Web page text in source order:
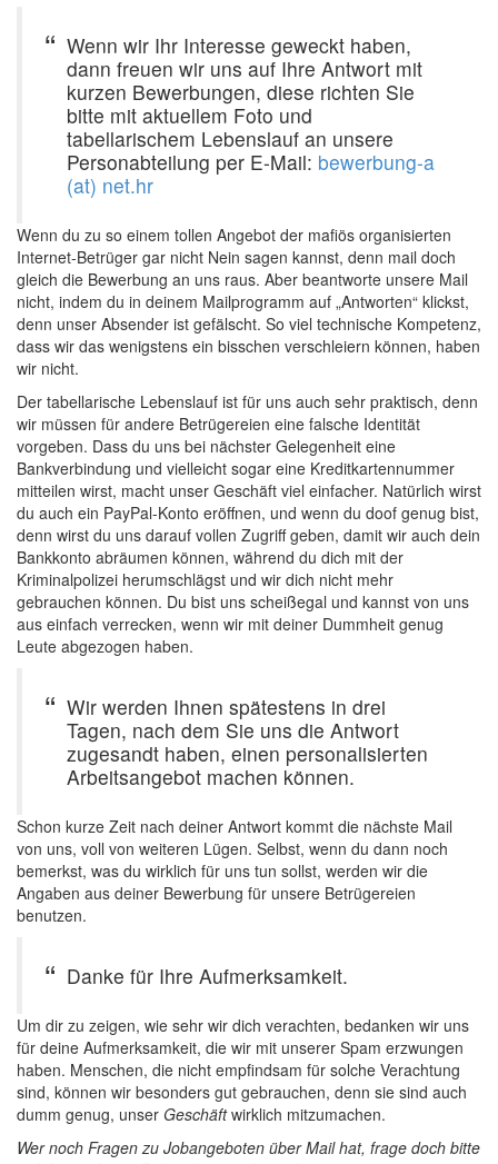
Wenn wir Ihr Interesse geweckt haben,
dann freuen wir uns auf Ihre Antwort mit
kurzen Bewerbungen, diese richten Sie
bitte mit aktuellem Foto und
tabellarischem Lebenslauf an unsere
Personabteilung per E-Mail: bewerbung-a
(at) net.hr
Wenn du zu so einem tollen Angebot der mafiös organisierten
Internet-Betrüger gar nicht Nein sagen kannst, denn mail doch
gleich die Bewerbung an uns raus. Aber beantworte unsere Mail
nicht, indem du in deinem Mailprogramm auf „Antworten“ klickst,
denn unser Absender ist gefälscht. So viel technische Kompetenz,
dass wir das wenigstens ein bisschen verschleiern können, haben
wir nicht.
Der tabellarische Lebenslauf ist für uns auch sehr praktisch, denn
wir müssen für andere Betrügereien eine falsche Identität
vorgeben. Dass du uns bei nächster Gelegenheit eine
Bankverbindung und vielleicht sogar eine Kreditkartennummer
mitteilen wirst, macht unser Geschäft viel einfacher. Natürlich wirst
du auch ein PayPal-Konto eröffnen, und wenn du doof genug bist,
denn wirst du uns darauf vollen Zugriff geben, damit wir auch dein
Bankkonto abräumen können, während du dich mit der
Kriminalpolizei herumschlägst und wir dich nicht mehr
gebrauchen können. Du bist uns scheißegal und kannst von uns
aus einfach verrecken, wenn wir mit deiner Dummheit genug
Leute abgezogen haben.
Wir werden Ihnen spätestens in drei
Tagen, nach dem Sie uns die Antwort
zugesandt haben, einen personalisierten
Arbeitsangebot machen können.
Schon kurze Zeit nach deiner Antwort kommt die nächste Mail
von uns, voll von weiteren Lügen. Selbst, wenn du dann noch
bemerkst, was du wirklich für uns tun sollst, werden wir die
Angaben aus deiner Bewerbung für unsere Betrügereien
benutzen.
Danke für Ihre Aufmerksamkeit.
Um dir zu zeigen, wie sehr wir dich verachten, bedanken wir uns
für deine Aufmerksamkeit, die wir mit unserer Spam erzwungen
haben. Menschen, die nicht empfindsam für solche Verachtung
sind, können wir besonders gut gebrauchen, denn sie sind auch
dumm genug, unser Geschäftwirklich mitzumachen.
Wer noch Fragen zu Jobangeboten über Mail hat, frage doch bitte